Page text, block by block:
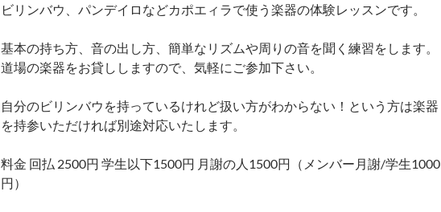
ビリンバウ、パンデイロなどカポエィラで使う楽器の体験レッスンです。
基本の持ち方、音の出し方、簡単なリズムや周りの音を聞く練習をします。
道場の楽器をお貸ししますので、気軽にご参加下さい。
自分のビリンバウを持っているけれど扱い方がわからない！という方は楽器
を持参いただければ別途対応いたします。
料金 回払 2500円 学生以下1500円 月謝の人1500円（メンバー月謝/学生1000
円）